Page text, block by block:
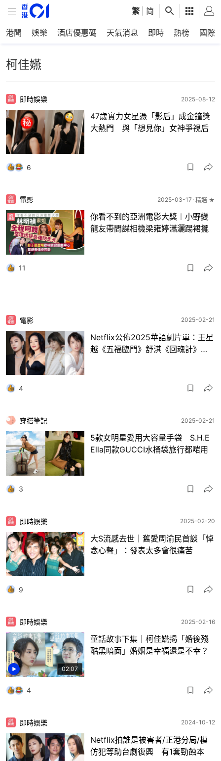
繁 简
港聞 娛樂 酒店優惠碼 天氣消息 即時 熱榜 國際
柯佳嬿
即時娛樂 2025-08-12
47歲實力女星憑「影后」成金鐘獎
大熱門 與「想見你」女神爭視后
6
電影 2025-03-17 精選 ★
你看不到的亞洲電影大獎︱小野變
龍友帶間諜相機梁雍婷瀟灑踢裙擺
11
電影 2025-02-21
Netflix公佈2025華語劇片單：王星
越《五福臨門》舒淇《回魂計》…
4
穿搭筆記 2025-02-21
5款女明星愛用大容量手袋 S.H.E
Ella同款GUCCI水桶袋旅行都啱用
3
即時娛樂 2025-02-20
大S流感去世｜舊愛周渝民首談「悼
念心聲」：發表太多會很痛苦
9
02:07
即時娛樂 2025-02-16
童話故事下集｜柯佳嬿揭「婚後殘
酷黑暗面」婚姻是幸福還是不幸？
4
即時娛樂 2024-10-12
Netflix拍誰是被害者/正港分局/模
仿犯等助台劇復興 有1套勁蝕本